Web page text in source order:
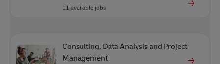
11 available jobs
Consulting, Data Analysis and Project
Management